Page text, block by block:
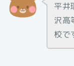
平井
沢高
校で